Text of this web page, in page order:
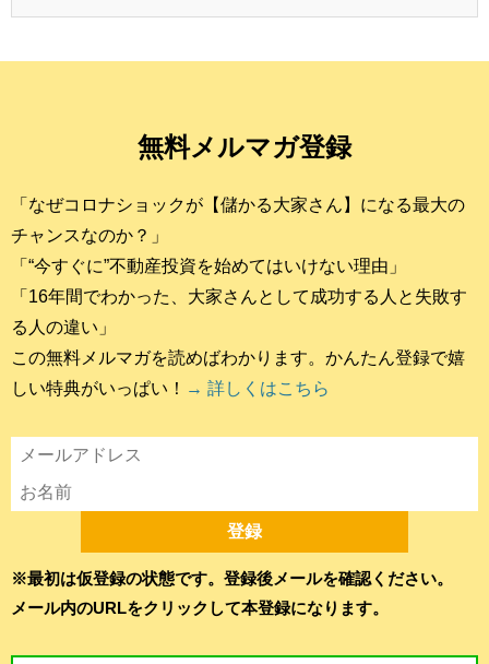
無料メルマガ登録
「なぜコロナショックが【儲かる大家さん】になる最大の
チャンスなのか？」
「“今すぐに”不動産投資を始めてはいけない理由」
「16年間でわかった、大家さんとして成功する人と失敗す
る人の違い」
この無料メルマガを読めばわかります。かんたん登録で嬉
しい特典がいっぱい！ → 詳しくはこちら
※最初は仮登録の状態です。登録後メールを確認ください。
メール内のURLをクリックして本登録になります。